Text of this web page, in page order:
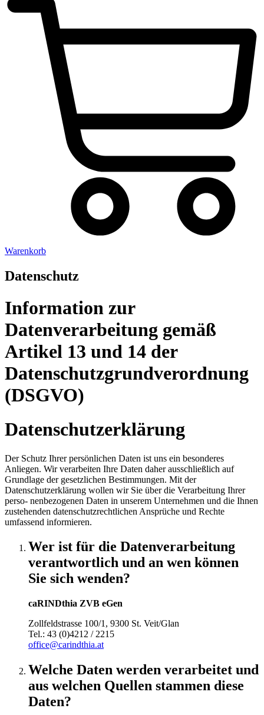
Warenkorb
Datenschutz
Information zur
Datenverarbeitung gemäß
Artikel 13 und 14 der
Datenschutzgrundverordnung
(DSGVO)
Datenschutzerklärung
Der Schutz Ihrer persönlichen Daten ist uns ein besonderes
Anliegen. Wir verarbeiten Ihre Daten daher ausschließlich auf
Grundlage der gesetzlichen Bestimmungen. Mit der
Datenschutzerklärung wollen wir Sie über die Verarbeitung Ihrer
perso- nenbezogenen Daten in unserem Unternehmen und die Ihnen
zustehenden datenschutzrechtlichen Ansprüche und Rechte
umfassend informieren.
Wer ist für die Datenverarbeitung
verantwortlich und an wen können
Sie sich wenden?
caRINDthia ZVB eGen
Zollfeldstrasse 100/1, 9300 St. Veit/Glan
Tel.: 43 (0)4212 / 2215
office@carindthia.at
Welche Daten werden verarbeitet und
aus welchen Quellen stammen diese
Daten?